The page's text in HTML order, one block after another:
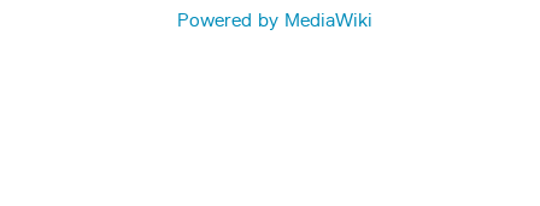
Powered by MediaWiki